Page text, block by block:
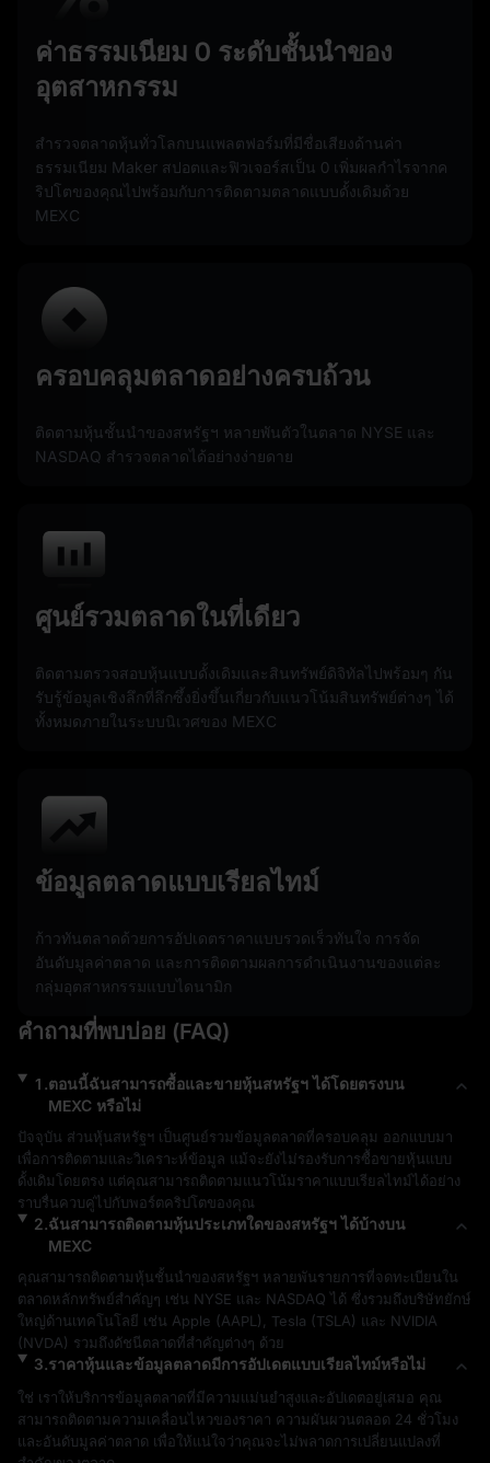
ค่าธรรมเนียม 0 ระดับชั้นนำของ
อุตสาหกรรม
สำรวจตลาดหุ้นทั่วโลกบนแพลตฟอร์มที่มีชื่อเสียงด้านค่า
ธรรมเนียม Maker สปอตและฟิวเจอร์สเป็น 0 เพิ่มผลกำไรจากค
ริปโตของคุณไปพร้อมกับการติดตามตลาดแบบดั้งเดิมด้วย
MEXC
ครอบคลุมตลาดอย่างครบถ้วน
ติดตามหุ้นชั้นนำของสหรัฐฯ หลายพันตัวในตลาด NYSE และ
NASDAQ สำรวจตลาดได้อย่างง่ายดาย
ศูนย์รวมตลาดในที่เดียว
ติดตามตรวจสอบหุ้นแบบดั้งเดิมและสินทรัพย์ดิจิทัลไปพร้อมๆ กัน
รับรู้ข้อมูลเชิงลึกที่ลึกซึ้งยิ่งขึ้นเกี่ยวกับแนวโน้มสินทรัพย์ต่างๆ ได้
ทั้งหมดภายในระบบนิเวศของ MEXC
ข้อมูลตลาดแบบเรียลไทม์
ก้าวทันตลาดด้วยการอัปเดตราคาแบบรวดเร็วทันใจ การจัด
อันดับมูลค่าตลาด และการติดตามผลการดำเนินงานของแต่ละ
กลุ่มอุตสาหกรรมแบบไดนามิก
คำถามที่พบบ่อย (FAQ)
1 .ตอนนี้ฉันสามารถซื้อและขายหุ้นสหรัฐฯ ได้โดยตรงบน
MEXC หรือไม่
ปัจจุบัน ส่วนหุ้นสหรัฐฯ เป็นศูนย์รวมข้อมูลตลาดที่ครอบคลุม ออกแบบมา
เพื่อการติดตามและวิเคราะห์ข้อมูล แม้จะยังไม่รองรับการซื้อขายหุ้นแบบ
ดั้งเดิมโดยตรง แต่คุณสามารถติดตามแนวโน้มราคาแบบเรียลไทม์ได้อย่าง
ราบรื่นควบคู่ไปกับพอร์ตคริปโตของคุณ
2.ฉันสามารถติดตามหุ้นประเภทใดของสหรัฐฯ ได้บ้างบน
MEXC
คุณสามารถติดตามหุ้นชั้นนำของสหรัฐฯ หลายพันรายการที่จดทะเบียนใน
ตลาดหลักทรัพย์สำคัญๆ เช่น NYSE และ NASDAQ ได้ ซึ่งรวมถึงบริษัทยักษ์
ใหญ่ด้านเทคโนโลยี เช่น Apple (AAPL), Tesla (TSLA) และ NVIDIA
(NVDA) รวมถึงดัชนีตลาดที่สำคัญต่างๆ ด้วย
3.ราคาหุ้นและข้อมูลตลาดมีการอัปเดตแบบเรียลไทม์หรือไม่
ใช่ เราให้บริการข้อมูลตลาดที่มีความแม่นยำสูงและอัปเดตอยู่เสมอ คุณ
สามารถติดตามความเคลื่อนไหวของราคา ความผันผวนตลอด 24 ชั่วโมง
และอันดับมูลค่าตลาด เพื่อให้แน่ใจว่าคุณจะไม่พลาดการเปลี่ยนแปลงที่